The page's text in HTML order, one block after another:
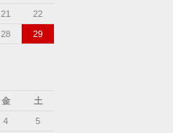
21 22
28 29
金 土
4 5